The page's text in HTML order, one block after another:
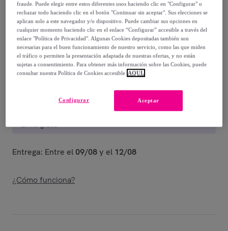
239,90 €
-50%
Vendido porUNIVERSAL XXI. Especialistas en alfombras
desde 1983
Entrega
Envío gratis
Entrega: Entre el 09/08y el 12/08
¿Cómo funciona?
fraude. Puede elegir entre estos diferentes usos haciendo clic en "Configurar" o
rechazar todo haciendo clic en el botón "Continuar sin aceptar". Sus elecciones se
aplican solo a este navegador y/o dispositivo. Puede cambiar sus opciones en
cualquier momento haciendo clic en el enlace “Configurar” accesible a través del
enlace "Política de Privacidad". Algunas Cookies depositadas también son
necesarias para el buen funcionamiento de nuestro servicio, como las que miden
el tráfico o permiten la presentación adaptada de nuestras ofertas, y no están
sujetas a consentimiento. Para obtener más información sobre las Cookies, puede
consultar nuestra Política de Cookies accesible AQUÍ.
Aceptar
Configurar